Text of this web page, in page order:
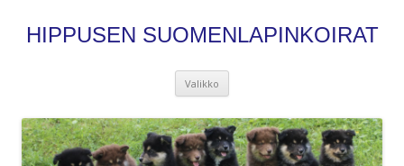
HIPPUSEN SUOMENLAPINKOIRAT
Valikko